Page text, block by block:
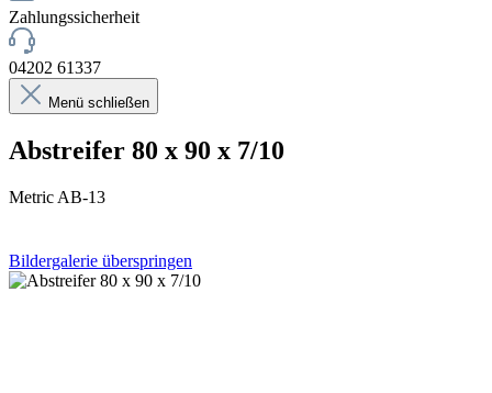
Zahlungssicherheit
04202 61337
Menü schließen
Abstreifer 80 x 90 x 7/10
Metric AB-13
Bildergalerie überspringen